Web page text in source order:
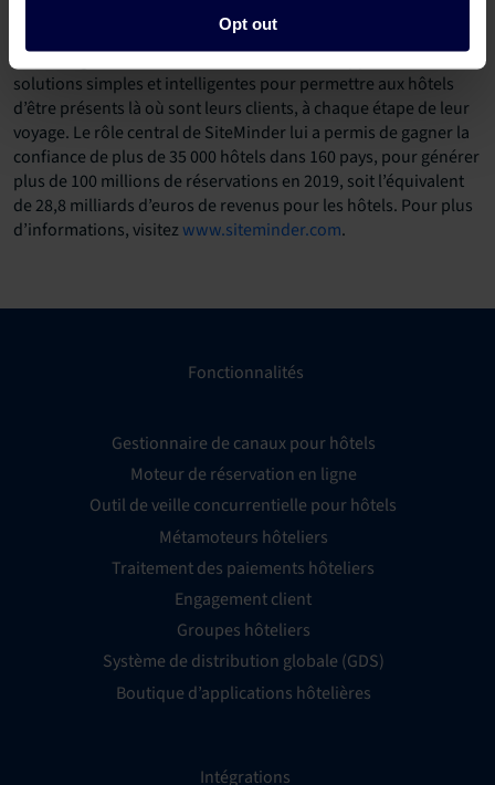
Opt out
leader mondial dans le secteur hôtelier. Pionnier de la
technologie hôtelière, SiteMinder a su développer des
solutions simples et intelligentes pour permettre aux hôtels
d’être présents là où sont leurs clients, à chaque étape de leur
voyage. Le rôle central de SiteMinder lui a permis de gagner la
confiance de plus de 35 000 hôtels dans 160 pays, pour générer
plus de 100 millions de réservations en 2019, soit l’équivalent
de 28,8 milliards d’euros de revenus pour les hôtels. Pour plus
d’informations, visitezwww.siteminder.com.
Fonctionnalités
Gestionnaire de canaux pour hôtels
Moteur de réservation en ligne
Outil de veille concurrentielle pour hôtels
Métamoteurs hôteliers
Traitement des paiements hôteliers
Engagement client
Groupes hôteliers
Système de distribution globale (GDS)
Boutique d’applications hôtelières
Intégrations